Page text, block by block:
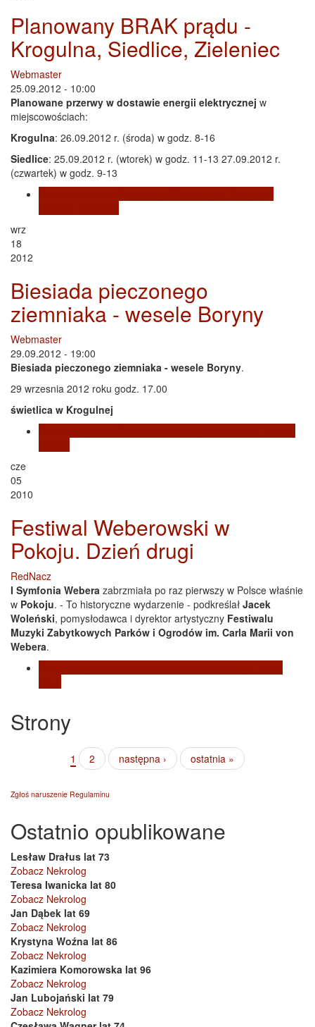
Planowany BRAK prądu -
Krogulna, Siedlice, Zieleniec
Webmaster
25.09.2012 - 10:00
Planowane przerwy w dostawie energii elektrycznej w
miejscowościach:
Krogulna: 26.09.2012 r. (środa) w godz. 8-16
Siedlice: 25.09.2012 r. (wtorek) w godz. 11-13 27.09.2012 r.
(czwartek) w godz. 9-13
wrz
18
2012
Biesiada pieczonego
ziemniaka - wesele Boryny
Webmaster
29.09.2012 - 19:00
Biesiada pieczonego ziemniaka - wesele Boryny.
29 wrzesnia 2012 roku godz. 17.00
świetlica w Krogulnej
cze
05
2010
Festiwal Weberowski w
Pokoju. Dzień drugi
RedNacz
I Symfonia Webera zabrzmiała po raz pierwszy w Polsce właśnie
w Pokoju. - To historyczne wydarzenie - podkreślał Jacek
Woleński, pomysłodawca i dyrektor artystyczny Festiwalu
Muzyki Zabytkowych Parków i Ogrodów im. Carla Marii von
Webera.
Strony
1 2 następna › ostatnia »
Zgłoś naruszenie Regulaminu
Ostatnio opublikowane
Lesław Drałus lat 73
Zobacz Nekrolog
Teresa Iwanicka lat 80
Zobacz Nekrolog
Jan Dąbek lat 69
Zobacz Nekrolog
Krystyna Woźna lat 86
Zobacz Nekrolog
Kazimiera Komorowska lat 96
Zobacz Nekrolog
Jan Lubojański lat 79
Zobacz Nekrolog